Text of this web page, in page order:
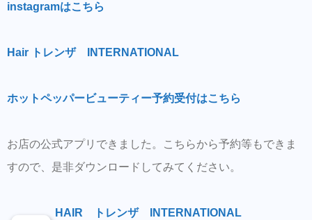
instagramはこちら
Hair トレンザ INTERNATIONAL
ホットペッパービューティー予約受付はこちら
お店の公式アプリできました。こちらから予約等もできま
すので、是非ダウンロードしてみてください。
HAIR トレンザ INTERNATIONAL